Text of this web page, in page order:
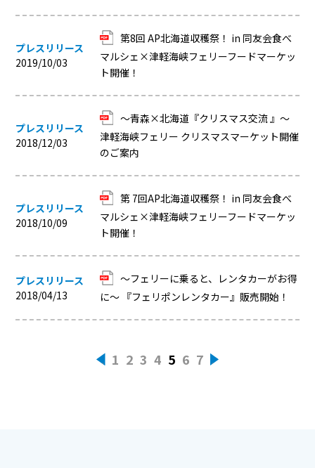
プレスリリース
2019/10/03
第8回 AP北海道収穫祭！ in 同友会食べ
マルシェ×津軽海峡フェリーフードマーケッ
ト開催！
プレスリリース
2018/12/03
～青森×北海道『クリスマス交流 』～
津軽海峡フェリー クリスマスマーケット開催
のご案内
プレスリリース
2018/10/09
第 7回AP北海道収穫祭！ in 同友会食べ
マルシェ×津軽海峡フェリーフードマーケッ
ト開催！
プレスリリース
2018/04/13
～フェリーに乗ると、レンタカーがお得
に～ 『フェリポンレンタカー』販売開始！
« 1 2 3 4 5 6 7 »